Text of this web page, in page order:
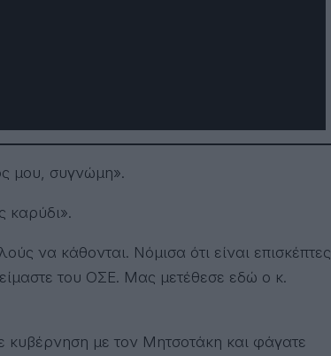
μου, συγνώμη».
καρύδι».
να κάθονται. Νόμισα ότι είναι επισκέπτες
του ΟΣΕ. Μας μετέθεσε εδώ ο κ.
κυβέρνηση με τον Μητσοτάκη και φάγατε